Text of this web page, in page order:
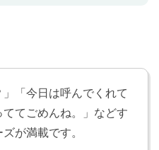
」「今日は呼んでくれて
てごめんね。」などす
が満載です。